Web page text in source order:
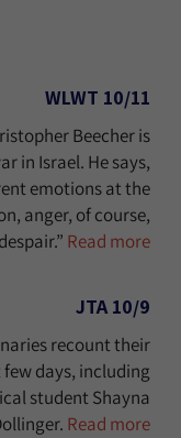
10/11 WLWT
Beecher is
in Israel. He says,
emotions at the
anger, of course,
despair.” Read more
10/9 JTA
recount their
days, including
student Shayna
Read more